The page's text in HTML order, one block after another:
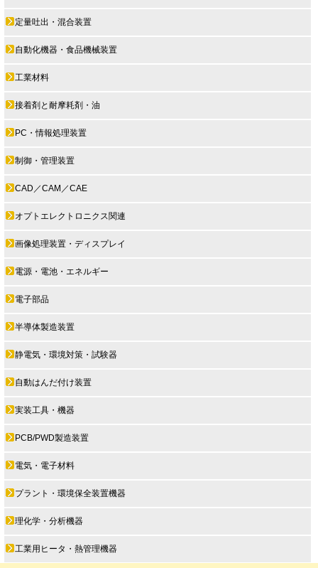
定量吐出・混合装置
自動化機器・食品機械装置
工業材料
接着剤と耐摩耗剤・油
PC・情報処理装置
制御・管理装置
CAD／CAM／CAE
オプトエレクトロニクス関連
画像処理装置・ディスプレイ
電源・電池・エネルギー
電子部品
半導体製造装置
静電気・環境対策・試験器
自動はんだ付け装置
実装工具・機器
PCB/PWD製造装置
電気・電子材料
プラント・環境保全装置機器
理化学・分析機器
工業用ヒータ・熱管理機器